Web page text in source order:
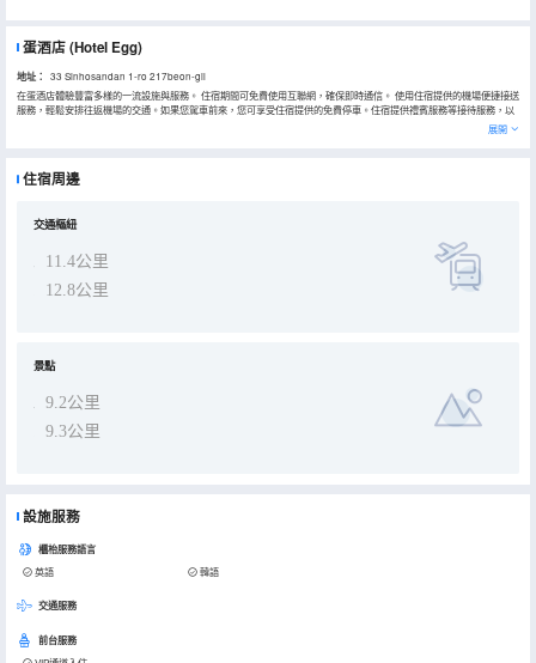
蛋酒店(Hotel Egg)
地址：
33 Sinhosandan 1-ro 217beon-gil
在蛋酒店體驗豐富多樣的一流設施與服務。 住宿期間可免費使用互聯網，確保即時通信。 使用住宿提供的機場便捷接送
服務，輕鬆安排往返機場的交通。如果您駕車前來，您可享受住宿提供的免費停車。住宿提供禮賓服務等接待服務，以
確保客人滿意。住宿提供洗衣服務，無論是長期住宿還是需要換洗乾淨的衣服，都可確保您珍愛的旅行服裝乾淨可穿。
部分客房浴室配有必要的浴室用品，以確保為客人提供舒適的入住體驗。 住宿內提供娛樂場所，您可在此與旅伴一起度
展開
住宿周邊
交通樞紐
11.4公里
12.8公里
景點
9.2公里
9.3公里
設施服務
櫃枱服務語言
英語 韓語
交通服務
前台服務